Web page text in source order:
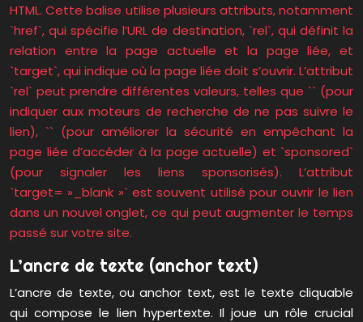
HTML. Cette balise utilise plusieurs attributs, notamment
`href`, qui spécifie l’URL de destination, `rel`, qui définit la
relation entre la page actuelle et la page liée, et
`target`, qui indique où la page liée doit s’ouvrir. L’attribut
`rel` peut prendre différentes valeurs, telles que `` (pour
indiquer aux moteurs de recherche de ne pas suivre le
lien), `` (pour améliorer la sécurité en empêchant la
page liée d’accéder à la page actuelle) et `sponsored`
(pour signaler les liens sponsorisés). L’attribut
`target= »_blank »` est souvent utilisé pour ouvrir le lien
dans un nouvel onglet, ce qui peut augmenter le temps
passé sur votre site.
L’ancre de texte (anchor text)
L’ancre de texte, ou anchor text, est le texte cliquable
qui compose le lien hypertexte. Il joue un rôle crucial